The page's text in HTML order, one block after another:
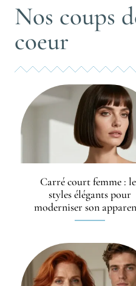
Nos coups
coeur
Carré court femme :
styles élégants pour
moderniser son